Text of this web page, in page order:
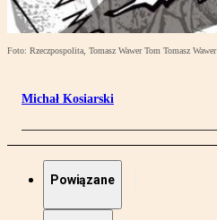
Foto: Rzeczpospolita, Tomasz Wawer Tom Tomasz Wawer
Michał Kosiarski
Powiązane